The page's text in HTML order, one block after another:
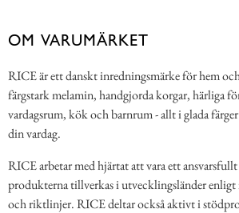
OM VARUMÄRKET
RICE är ett danskt inredningsmärke för hem
färgstark melamin, handgjorda korgar, härliga
vardagsrum, kök och barnrum - allt i glada
din vardag.
RICE arbetar med hjärtat att vara ett
produkterna tillverkas i utvecklingsländer
och riktlinjer. RICE deltar också aktivt i